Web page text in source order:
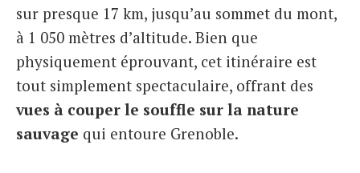
sur presque 17 km, jusqu’au sommet du mont,
à 1 050 mètres d’altitude. Bien que
physiquement éprouvant, cet itinéraire est
tout simplement spectaculaire, offrant des
vues à couper le souffle sur la nature
sauvage qui entoure Grenoble.